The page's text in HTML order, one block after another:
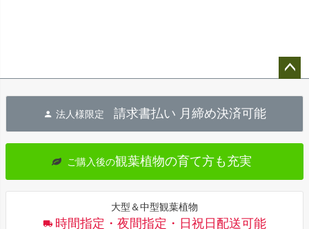
へ
法人様限定 請求書払い 月締め決済可能
ご購入後の観葉植物の育て方も充実
大型＆中型観葉植物
時間指定・夜間指定・日祝日配送可能